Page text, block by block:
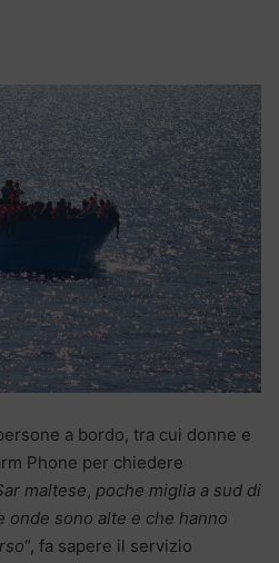
a bordo, tra cui donne e
Phone per chiedere
maltese, poche miglia a sud di
onde sono alte e che hanno
“, fa sapere il servizio